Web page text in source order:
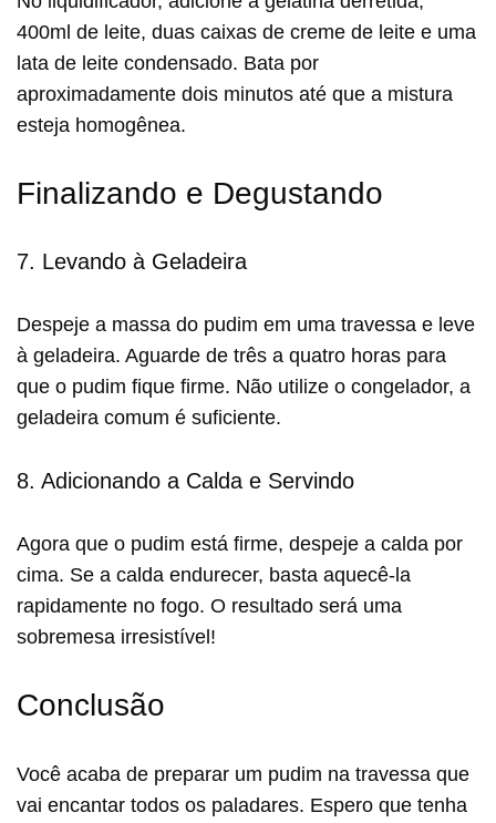
400ml de leite, duas caixas de creme de leite e uma
lata de leite condensado. Bata por
aproximadamente dois minutos até que a mistura
esteja homogênea.
Finalizando e Degustando
7. Levando à Geladeira
Despeje a massa do pudim em uma travessa e leve
à geladeira. Aguarde de três a quatro horas para
que o pudim fique firme. Não utilize o congelador, a
geladeira comum é suficiente.
8. Adicionando a Calda e Servindo
Agora que o pudim está firme, despeje a calda por
cima. Se a calda endurecer, basta aquecê-la
rapidamente no fogo. O resultado será uma
sobremesa irresistível!
Conclusão
Você acaba de preparar um pudim na travessa que
vai encantar todos os paladares. Espero que tenha